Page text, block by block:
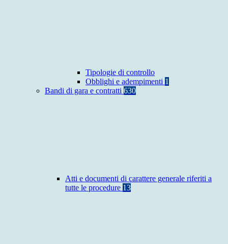
Tipologie di controllo
Obblighi e adempimenti 1
Bandi di gara e contratti 630
Atti e documenti di carattere generale riferiti a
tutte le procedure 13